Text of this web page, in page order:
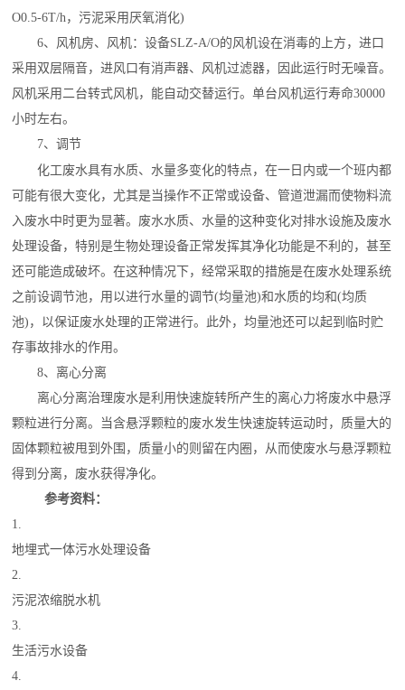
O0.5-6T/h，污泥采用厌氧消化)
6、 风机房、风机：设备SLZ-A/O的风机设在消毒的上方，进口
采用双层隔音，进风口有消声器、风机过滤器，因此运行时无噪音。
风机采用二台转式风机，能自动交替运行。单台风机运行寿命30000
小时左右。
7、调节
化工废水具有水质、水量多变化的特点，在一日内或一个班内都
可能有很大变化，尤其是当操作不正常或设备、管道泄漏而使物料流
入废水中时更为显著。 废水水质、水量的这种变化对排水设施及废水
处理设备，特别是生物处理设备正常发挥其净化功能是不利的，甚至
还可能造成破坏。在这种情况下，经常采取的措施是在废水处理系统
之前设调节池 ，用以进行水量的调节(均量池)和水质的均和(均质
池)，以保证废水处理的正常进行。此外，均量池还可以起到临时贮
存事故排水的作用。
8、离心分离
离心分离治理废水是利用快速旋转所产生的离心力将废水中悬浮
颗粒进行分离。当含悬浮颗粒的废水发生快速旋转运动时，质量大的
固体颗粒被甩到外围，质量小的则留在内圈，从而使废水与悬浮颗粒
得到分离，废水获得净化。
参考资料：
1.
地埋式一体污水处理设备
2.
污泥浓缩脱水机
3.
生活污水设备
4.